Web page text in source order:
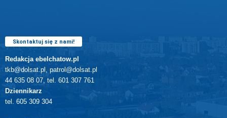
Skontaktuj się z nami!
Redakcja ebelchatow.pl
tkb@dolsat.pl, patrol@dolsat.pl
44 635 08 07, tel. 601 307 761
Dziennikarz
tel. 605 309 304